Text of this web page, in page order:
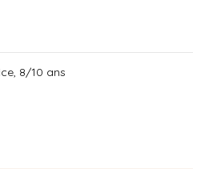
8/10 ans